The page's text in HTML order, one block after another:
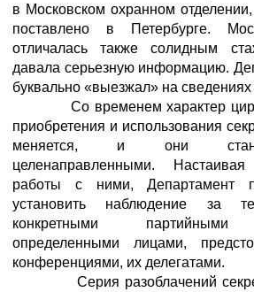
в Московском охранном
поставлено в Петербурге.
отличалась также солидным
давала серьезную информацию.
буквально «выезжал» на
Со временем характер
приобретения и использования
меняется, и они
целенаправленными.
работы с ними, Департамент
установить наблюдение за
конкретными партийными
определенными лицами,
конференциями, их делегатами.
Серия разоблачений